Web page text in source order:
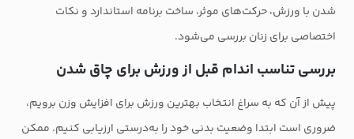
شدن با ورزش، حرکت‌های موثر، ساخت برنامه استاندارد و نکات
اختصاصی برای زنان بررسی می‌شود.
بررسی تناسب اندام قبل از ورزش برای چاق شدن
پیش از آن‌ که به سراغ انتخاب بهترین ورزش برای افزایش وزن برویم،
ضروری است ابتدا وضعیت بدنی خود را به‌درستی ارزیابی کنیم. ممکن